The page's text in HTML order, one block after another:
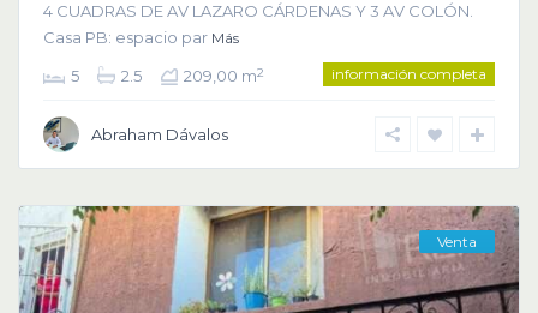
4 CUADRAS DE AV LAZARO CÁRDENAS Y 3 AV COLÓN.
Casa PB: espacio par Más
5 2.5 209,00 m2 información completa
Abraham Dávalos
Venta